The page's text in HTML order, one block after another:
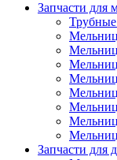
Запчасти для
Запчасти для